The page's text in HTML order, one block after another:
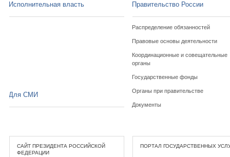
Исполнительная власть Правительство России
Распределение обязанностей
Правовые основы деятельности
Координационные и совещательные
органы
Государственные фонды
Органы при правительстве
Документы
Для СМИ
САЙТ ПРЕЗИДЕНТА РОССИЙСКОЙ
ФЕДЕРАЦИИ
ПОРТАЛ ГОСУДАРСТВЕННЫХ